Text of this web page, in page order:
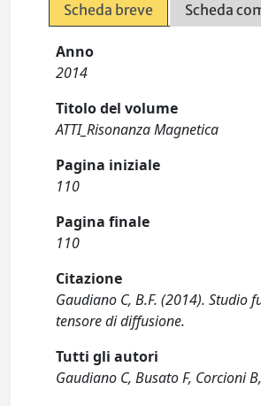
Scheda breve Scheda
Anno
2014
Titolo del volume
ATTI_Risonanza Magnetica
Pagina iniziale
110
Pagina finale
110
Citazione
Gaudiano C, B.F. (2014). Studio
tensore di diffusione.
Tutti gli autori
Gaudiano C, Busato F, Corcioni